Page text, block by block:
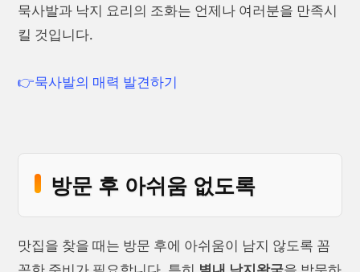
묵사발과 낙지 요리의 조화는 언제나 여러분을 만족시
킬 것입니다.
👉묵사발의 매력 발견하기
방문 후 아쉬움 없도록
맛집을 찾을 때는 방문 후에 아쉬움이 남지 않도록 꼼